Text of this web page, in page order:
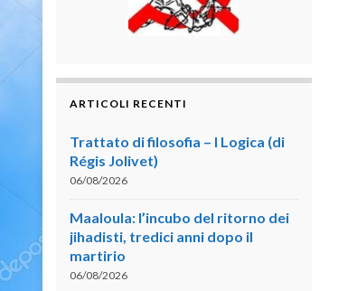
ARTICOLI RECENTI
Trattato di filosofia – I Logica (di
Régis Jolivet)
06/08/2026
Maaloula: l’incubo del ritorno dei
jihadisti, tredici anni dopo il
martirio
06/08/2026